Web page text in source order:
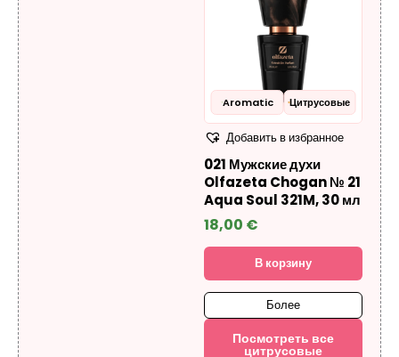
Aromatic Цитрусовые
Добавить в избранное
021 Мужские духи
Olfazeta Chogan № 21
Aqua Soul 321M, 30 мл
18,00 €
В корзину
Более
Посмотреть все
цитрусовые